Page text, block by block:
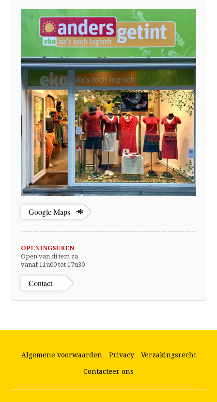
Google Maps
OPENINGSUREN
Open van di tem za
vanaf 11u00 tot 17u30
Contact
Algemene voorwaarden Privacy Verzakingsrecht
Contacteer ons